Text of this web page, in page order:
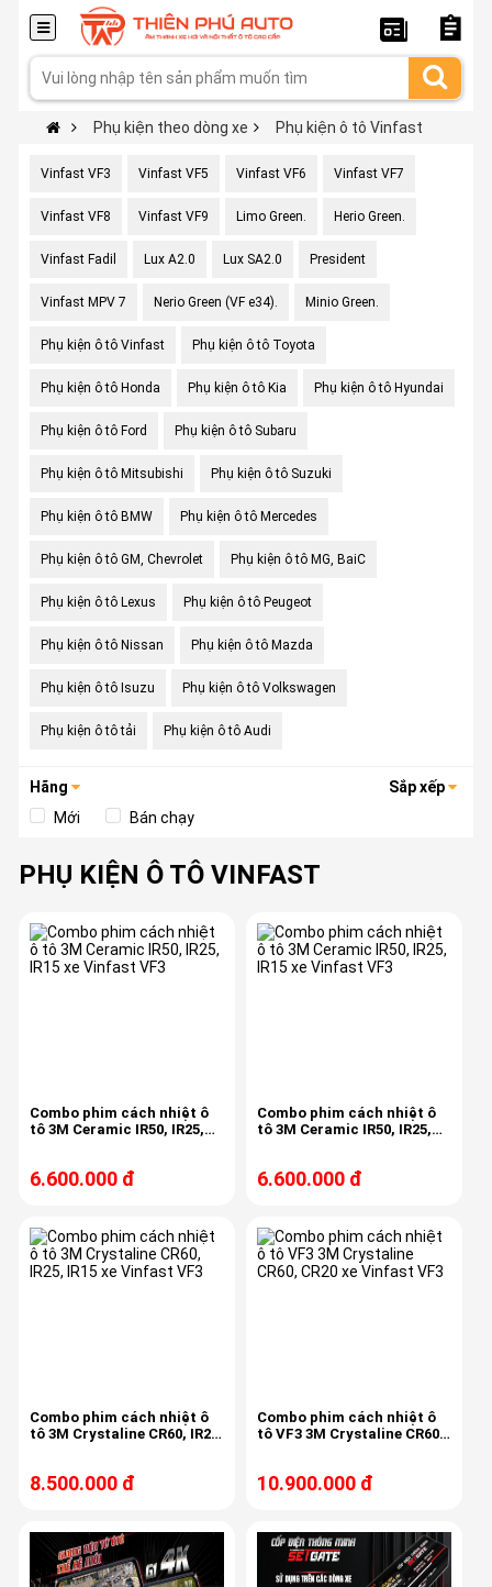
Phụ kiện theo dòng xe Phụ kiện ô tô Vinfast
Vinfast VF3 Vinfast VF5 Vinfast VF6 Vinfast VF7
Vinfast VF8 Vinfast VF9 Limo Green. Herio Green.
Vinfast Fadil Lux A2.0 Lux SA2.0 President
Vinfast MPV 7 Nerio Green (VF e34). Minio Green.
Phụ kiện ô tô Vinfast Phụ kiện ô tô Toyota
Phụ kiện ô tô Honda Phụ kiện ô tô Kia Phụ kiện ô tô Hyundai
Phụ kiện ô tô Ford Phụ kiện ô tô Subaru
Phụ kiện ô tô Mitsubishi Phụ kiện ô tô Suzuki
Phụ kiện ô tô BMW Phụ kiện ô tô Mercedes
Phụ kiện ô tô GM, Chevrolet Phụ kiện ô tô MG, BaiC
Phụ kiện ô tô Lexus Phụ kiện ô tô Peugeot
Phụ kiện ô tô Nissan Phụ kiện ô tô Mazda
Phụ kiện ô tô Isuzu Phụ kiện ô tô Volkswagen
Phụ kiện ô tô tải Phụ kiện ô tô Audi
Hãng
Sắp xếp
Mới
Bán chạy
PHỤ KIỆN Ô TÔ VINFAST
Combo phim cách nhiệt ô
tô 3M Ceramic IR50, IR25,
6.600.000 đ
Combo phim cách nhiệt ô
tô 3M Ceramic IR50, IR25,
6.600.000 đ
Combo phim cách nhiệt ô
tô 3M Crystaline CR60, IR25,
8.500.000 đ
Combo phim cách nhiệt ô
tô VF3 3M Crystaline CR60,
10.900.000 đ